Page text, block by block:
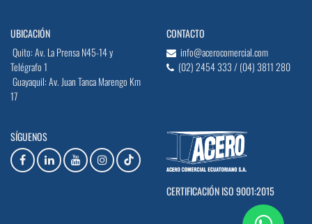
UBICACIÓN
Quito: Av. La Prensa N45-14 y
Telégrafo 1
Guayaquil: Av. Juan Tanca Marengo Km
17
CONTACTO
info@acerocomercial.com
(02) 2454 333 / (04) 3811 280
SÍGUENOS
CERTIFICACIÓN ISO 9001:2015